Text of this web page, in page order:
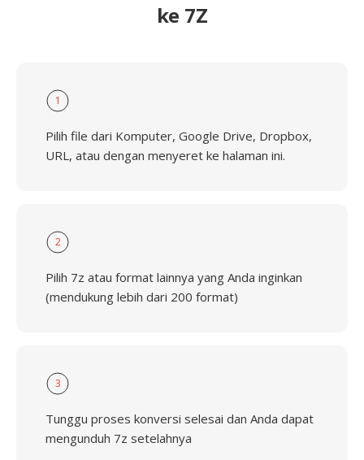
ke 7Z
1
Pilih file dari Komputer, Google Drive, Dropbox,
URL, atau dengan menyeret ke halaman ini.
2
Pilih 7z atau format lainnya yang Anda inginkan
(mendukung lebih dari 200 format)
3
Tunggu proses konversi selesai dan Anda dapat
mengunduh 7z setelahnya